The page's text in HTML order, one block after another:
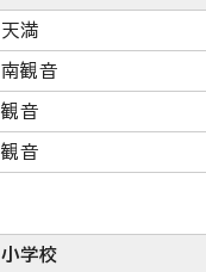
天満
南観音
観音
観音
小学校